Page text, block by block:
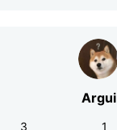
Argui
3
1